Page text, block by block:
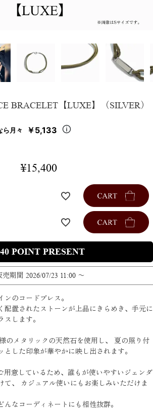
BRACELET【LUXE】（SILVER）
ら月々 ￥5,133
¥15,400
売期間 2026/07/23 11:00 〜
ンのコードブレス。
配置されたストーンが上品にきらめき、手元に
します。
のメタリックの天然石を使用し、 夏の照り付
とした印象が華やかに映し出されます。
用意しているため、誰もが使いやすいジェンダ
て、 カジュアル使いにもお楽しみいただけま
んなコーディネートにも相性抜群。